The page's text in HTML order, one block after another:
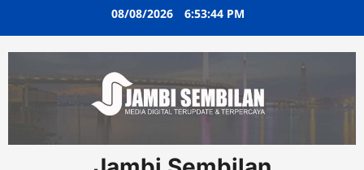
08/08/2026 6:53:44 PM